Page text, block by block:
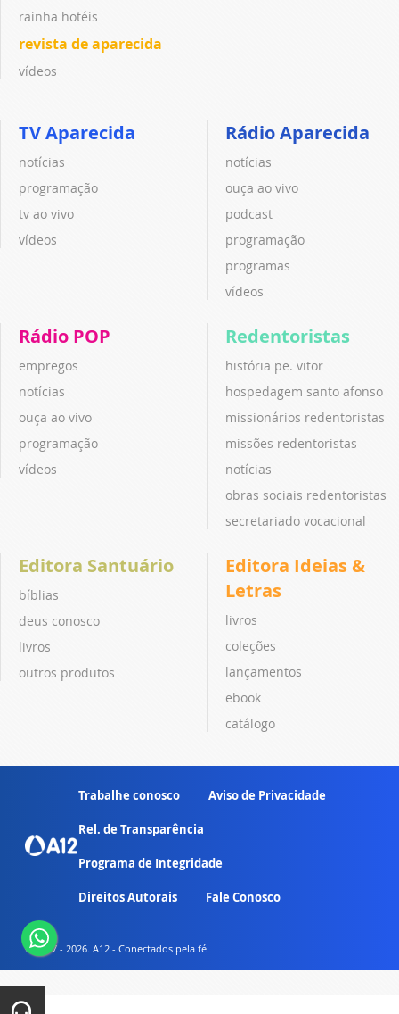
rainha hotéis
revista de aparecida
vídeos
TV Aparecida
notícias
programação
tv ao vivo
vídeos
Rádio Aparecida
notícias
ouça ao vivo
podcast
programação
programas
vídeos
Rádio POP
empregos
notícias
ouça ao vivo
programação
vídeos
Redentoristas
história pe. vitor
hospedagem santo afonso
missionários redentoristas
missões redentoristas
notícias
obras sociais redentoristas
secretariado vocacional
Editora Santuário
bíblias
deus conosco
livros
outros produtos
Editora Ideias &
Letras
livros
coleções
lançamentos
ebook
catálogo
Trabalhe conosco Aviso de Privacidade
Rel. de Transparência
Programa de Integridade
Direitos Autorais Fale Conosco
© 2007 - 2026. A12 - Conectados pela fé.